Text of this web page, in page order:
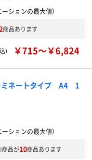
ーションの最大値）
商品あります
) ￥715～￥6,824
ネートタイプ A4 1
ーションの最大値）
商品が10商品あります